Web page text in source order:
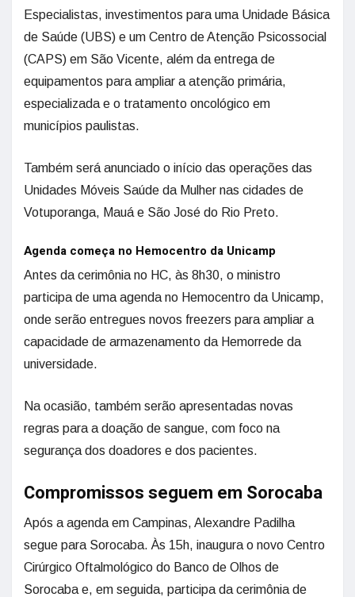
Especialistas, investimentos para uma Unidade Básica
de Saúde (UBS) e um Centro de Atenção Psicossocial
(CAPS) em São Vicente, além da entrega de
equipamentos para ampliar a atenção primária,
especializada e o tratamento oncológico em
municípios paulistas.
Também será anunciado o início das operações das
Unidades Móveis Saúde da Mulher nas cidades de
Votuporanga, Mauá e São José do Rio Preto.
Agenda começa no Hemocentro da Unicamp
Antes da cerimônia no HC, às 8h30, o ministro
participa de uma agenda no Hemocentro da Unicamp,
onde serão entregues novos freezers para ampliar a
capacidade de armazenamento da Hemorrede da
universidade.
Na ocasião, também serão apresentadas novas
regras para a doação de sangue, com foco na
segurança dos doadores e dos pacientes.
Compromissos seguem em Sorocaba
Após a agenda em Campinas, Alexandre Padilha
segue para Sorocaba. Às 15h, inaugura o novo Centro
Cirúrgico Oftalmológico do Banco de Olhos de
Sorocaba e, em seguida, participa da cerimônia de